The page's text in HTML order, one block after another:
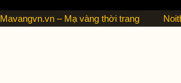
Mavangvn.vn – Mạ vàng thời trang